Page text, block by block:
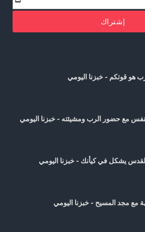
إشتراك
هو قوتكم - خبزنا اليومي
مع حضور الرب ومشيئته - خبزنا اليومي
يشكل في كيأنك - خبزنا اليومي
مع مجد المسيح - خبزنا اليومي